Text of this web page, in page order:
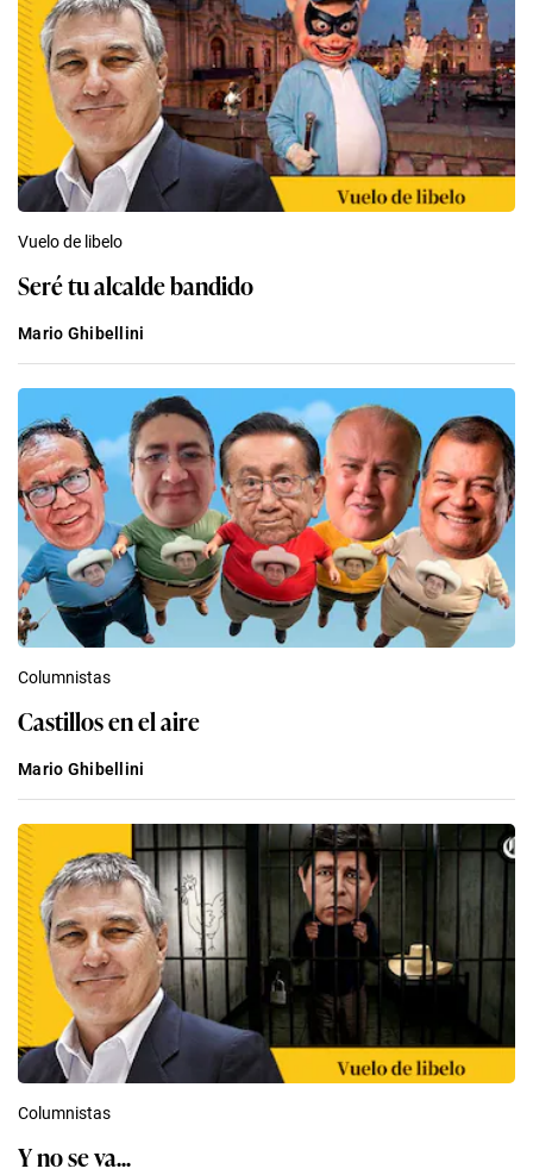
Vuelo de libelo
Seré tu alcalde bandido
Mario Ghibellini
Columnistas
Castillos en el aire
Mario Ghibellini
Columnistas
Y no se va...